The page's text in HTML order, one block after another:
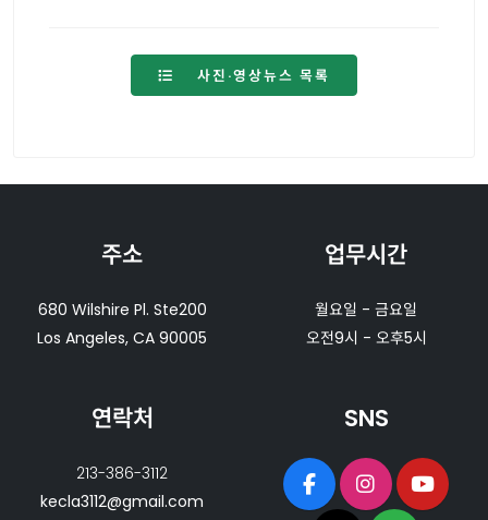
사진·영상뉴스 목록
주소
680 Wilshire Pl. Ste200
Los Angeles, CA 90005
업무시간
월요일 - 금요일
오전9시 - 오후5시
연락처
213-386-3112
kecla3112@gmail.com
SNS